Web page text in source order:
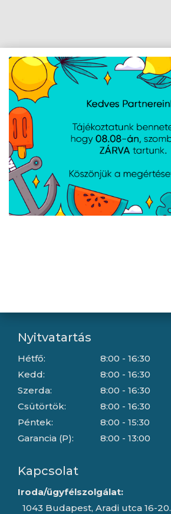
Navigáció
Hírek
Újdonságok
Kapcsolat
Letöltések
Gyártóink
Információ
Nyitvatartás
Hétfő:
Kedd:
Szerda:
Csütörtök:
Péntek:
Garancia (P):
8:00 - 16:30
8:00 - 16:30
8:00 - 16:30
8:00 - 16:30
8:00 - 15:30
8:00 - 13:00
Kapcsolat
Iroda/ügyfélszolgálat:
1043 Budapest, Aradi utca 16-20.